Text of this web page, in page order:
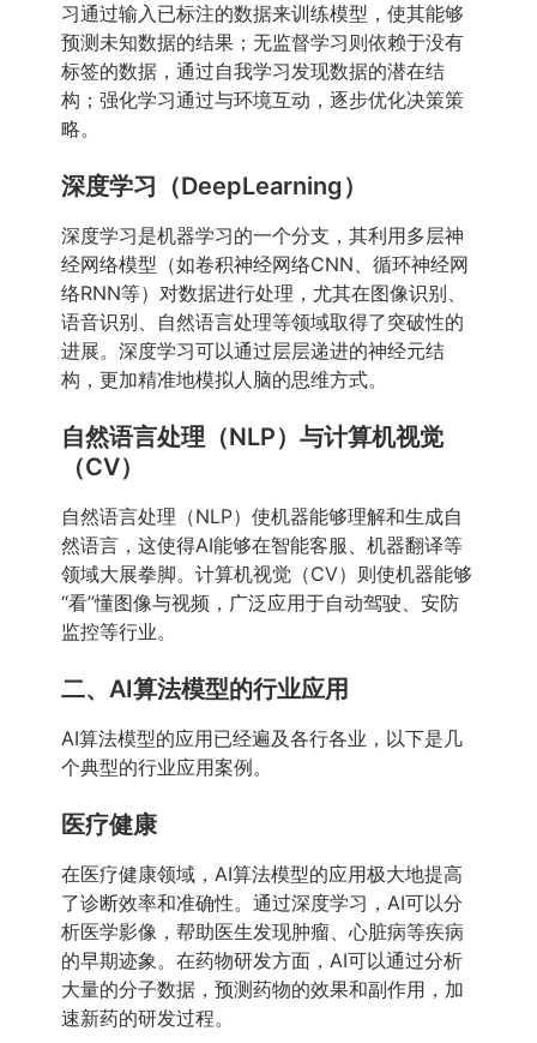
习通过输入已标注的数据来训练模型，使其能够
预测未知数据的结果；无监督学习则依赖于没有
标签的数据，通过自我学习发现数据的潜在结
构；强化学习通过与环境互动，逐步优化决策策
略。
深度学习（DeepLearning）
深度学习是机器学习的一个分支，其利用多层神
经网络模型（如卷积神经网络CNN、循环神经网
络RNN等）对数据进行处理，尤其在图像识别、
语音识别、自然语言处理等领域取得了突破性的
进展。深度学习可以通过层层递进的神经元结
构，更加精准地模拟人脑的思维方式。
自然语言处理（NLP）与计算机视觉
（CV）
自然语言处理（NLP）使机器能够理解和生成自
然语言，这使得AI能够在智能客服、机器翻译等
领域大展拳脚。计算机视觉（CV）则使机器能够
“看”懂图像与视频，广泛应用于自动驾驶、安防
监控等行业。
二、AI算法模型的行业应用
AI算法模型的应用已经遍及各行各业，以下是几
个典型的行业应用案例。
医疗健康
在医疗健康领域，AI算法模型的应用极大地提高
了诊断效率和准确性。通过深度学习，AI可以分
析医学影像，帮助医生发现肿瘤、心脏病等疾病
的早期迹象。在药物研发方面，AI可以通过分析
大量的分子数据，预测药物的效果和副作用，加
速新药的研发过程。